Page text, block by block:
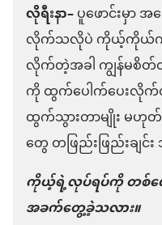
လိုရီးနာ–ပူဖောင်းမှာ
လိုက်သလိုပဲ ကိုယ့်ကိုယ်ကို
လိုက်တဲ့အခါ ကျွန်မစိတ်ထဲ
ကို ထွက်ပေါက်ပေးလို
ထွက်သွားတာမျိုး မဟု
တွေ တဖြည်းဖြည်းချ
ကိုယ့်ရဲ့လုပ်ရပ်ကို တစ်ယေ
အခက်တွေ့ခဲ့သလား။